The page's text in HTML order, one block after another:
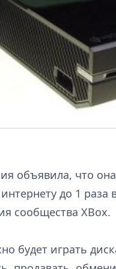
объявила, что
до 1
сообщества XBox.
будет играть